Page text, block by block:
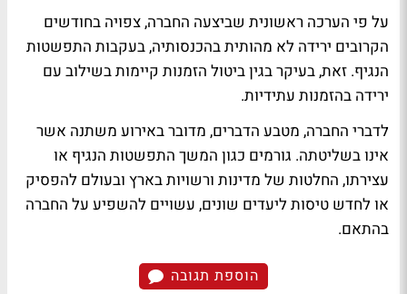
על פי הערכה ראשונית שביצעה החברה, צפויה בחודשים
הקרובים ירידה לא מהותית בהכנסותיה, בעקבות התפשטות
הנגיף. זאת, בעיקר בגין ביטול הזמנות קיימות בשילוב עם
ירידה בהזמנות עתידיות.
לדברי החברה, מטבע הדברים, מדובר באירוע משתנה אשר
אינו בשליטתה. גורמים כגון המשך התפשטות הנגיף או
עצירתו, החלטות של מדינות ורשויות בארץ ובעולם להפסיק
או לחדש טיסות ליעדים שונים, עשויים להשפיע על החברה
בהתאם.
הוספת תגובה